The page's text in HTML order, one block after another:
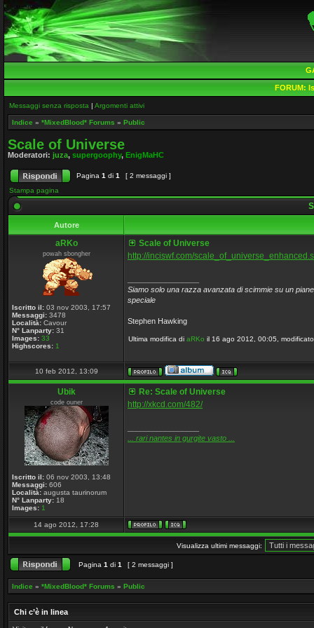
FORUM:
Messaggi senza risposta | Argomenti attivi
Indice » *MixedBlood* Forums » Public
Scale of Universe
Moderatori: juza, supergoophy, EnigMaHC
Pagina 1 di 1
[ 2 messaggi ]
Stampa pagina
Autore
aRKo
powah sbongher
Iscritto il: 03 nov 2003, 17:57
Messaggi: 3478
Località: Cavour
N° Lanparty: 31
Images: 33
Highscores: 1
Scale of Universe
http://inciswf.com/
Siamo solo una razza avanzata di scimmie su un
speciale
Stephen Hawking
Ultima modifica di aRKo il 16 ago 2012, 00:05,
10 feb 2012, 13:09
Ubik
code ouner
Iscritto il: 06 nov 2003, 13:48
Messaggi: 606
Località: augusta taurinorum
N° Lanparty: 18
Images: 1
Re: Scale of Universe
http://xkcd.com/482/
... rari nantes in gurgite vasto ...
14 ago 2012, 17:28
Visualizza ultimi messaggi:
Pagina 1 di 1 [ 2 messaggi ]
Indice » *MixedBlood* Forums » Public
Chi c’è in linea